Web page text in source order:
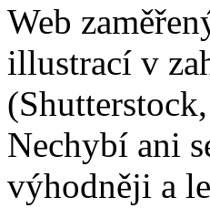
Web
illustrací v
Nechybí ani
výhodněji a